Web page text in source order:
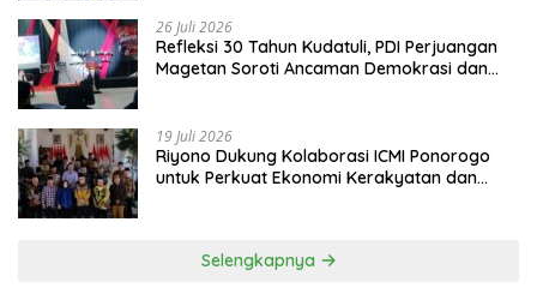
26 Juli 2026
Refleksi 30 Tahun Kudatuli, PDI Perjuangan
Magetan Soroti Ancaman Demokrasi dan
19 Juli 2026
Riyono Dukung Kolaborasi ICMI Ponorogo
untuk Perkuat Ekonomi Kerakyatan dan
Selengkapnya